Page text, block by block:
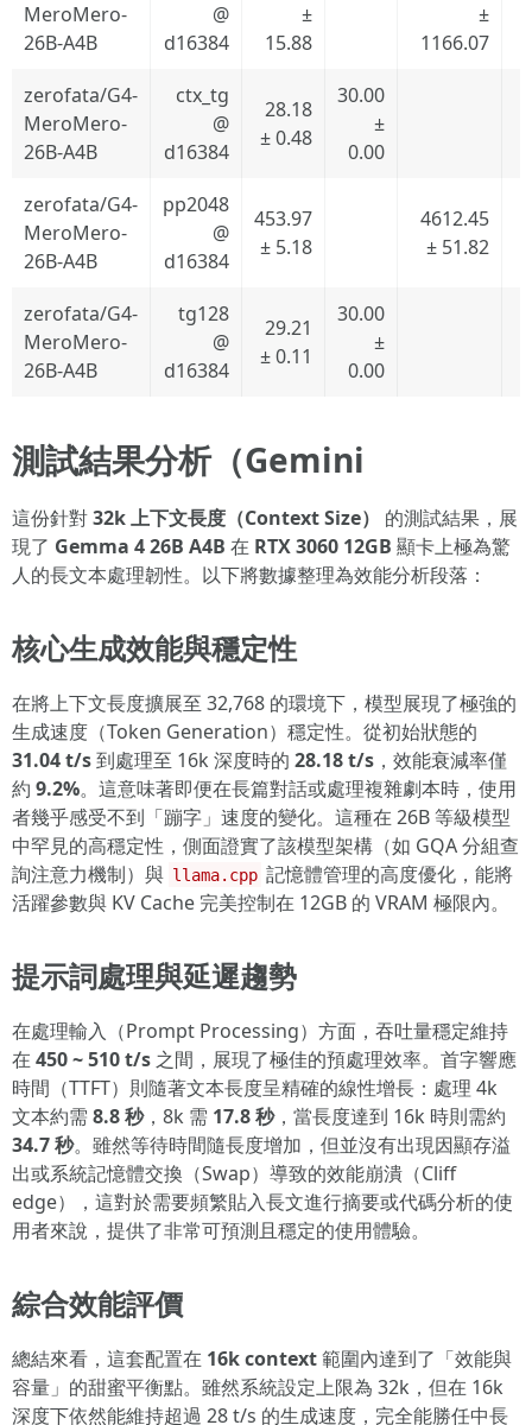
MeroMero-
26B-A4B
@
d16384
±
15.88
±
1166.07
zerofata/G4-
MeroMero-
26B-A4B
ctx_tg
@
d16384
28.18
± 0.48
30.00
±
0.00
zerofata/G4-
MeroMero-
26B-A4B
pp2048
@
d16384
453.97
± 5.18
4612.45
± 51.82
zerofata/G4-
MeroMero-
26B-A4B
tg128
@
d16384
29.21
± 0.11
30.00
±
0.00
測試結果分析（Gemini
這份針對32k 上下文長度（Context Size）
的測試結果，展
現了 Gemma 4 26B A4B 在 RTX 3060 12GB 顯卡上極為驚
人的長文本處理韌性。以下將數據整理為效能分析段落：
核心生成效能與穩定性
在將上下文長度擴展至 32,768 的環境下，模型展現了極強的
生成速度（Token Generation）穩定性。從初始狀態的
31.04 t/s到處理至 16k 深度時的 28.18 t/s ，效能衰減率僅
約 9.2%。這意味著即便在長篇對話或處理複雜劇本時，使用
者幾乎感受不到「蹦字」速度的變化。這種在 26B 等級模型
中罕見的高穩定性，側面證實了該模型架構（如 GQA 分組查
詢注意力機制）與 llama.cpp 記憶體管理的高度優化，能將
活躍參數與 KV Cache 完美控制在 12GB 的 VRAM 極限內。
提示詞處理與延遲趨勢
在處理輸入（Prompt Processing）方面，吞吐量穩定維持
在 450 ~ 510 t/s 之間，展現了極佳的預處理效率。首字響應
時間（TTFT）則隨著文本長度呈精確的線性增長：處理 4k
文本約需 8.8 秒，8k 需 17.8 秒，當長度達到 16k 時則需約
34.7 秒。雖然等待時間隨長度增加，但並沒有出現因顯存溢
出或系統記憶體交換（Swap）導致的效能崩潰（Cliff
edge），這對於需要頻繁貼入長文進行摘要或代碼分析的使
用者來說，提供了非常可預測且穩定的使用體驗。
綜合效能評價
總結來看，這套配置在 16k context範圍內達到了「效能與
容量」的甜蜜平衡點。雖然系統設定上限為 32k，但在 16k
深度下依然能維持超過 28 t/s 的生成速度，完全能勝任中長